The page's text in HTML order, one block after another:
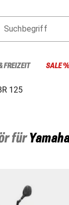
Suchbegriff
FREIZEIT SALE %
125
fürYamaha